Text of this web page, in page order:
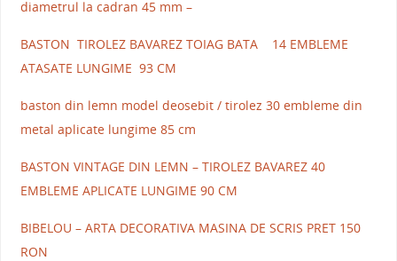
diametrul la cadran 45 mm –
BASTON TIROLEZ BAVAREZ TOIAG BATA 14 EMBLEME
ATASATE LUNGIME 93 CM
baston din lemn model deosebit / tirolez 30 embleme din
metal aplicate lungime 85 cm
BASTON VINTAGE DIN LEMN – TIROLEZ BAVAREZ 40
EMBLEME APLICATE LUNGIME 90 CM
BIBELOU – ARTA DECORATIVA MASINA DE SCRIS PRET 150
RON